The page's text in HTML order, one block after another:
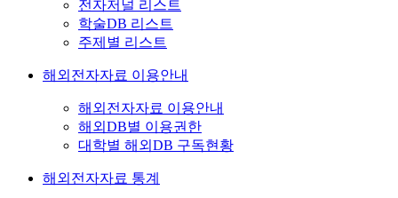
전자저널 리스트
학술DB 리스트
주제별 리스트
해외전자자료 이용안내
해외전자자료 이용안내
해외DB별 이용권한
대학별 해외DB 구독현황
해외전자자료 통계